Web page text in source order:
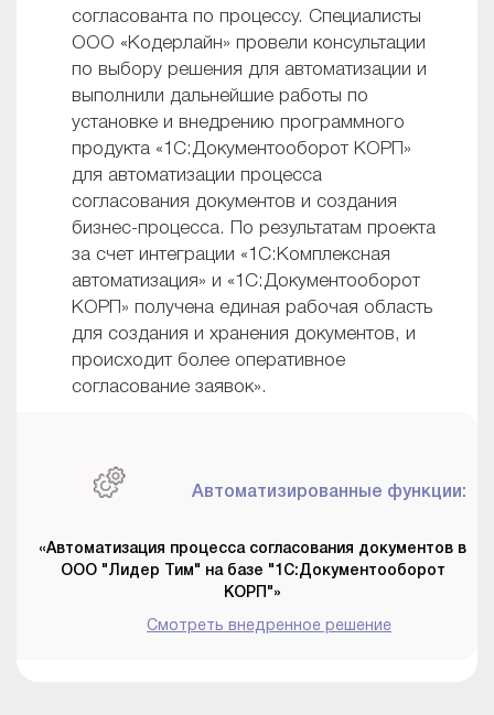
согласованта по процессу. Специалисты
ООО «Кодерлайн» провели консультации
по выбору решения для автоматизации и
выполнили дальнейшие работы по
установке и внедрению программного
продукта «1С:Документооборот КОРП»
для автоматизации процесса
согласования документов и создания
бизнес-процесса. По результатам проекта
за счет интеграции «1С:Комплексная
автоматизация» и «1С:Документооборот
КОРП» получена единая рабочая область
для создания и хранения документов, и
происходит более оперативное
согласование заявок».
Автоматизированные функции:
«Автоматизация процесса согласования документов в
ООО "Лидер Тим" на базе "1С:Документооборот
КОРП"»
Смотреть внедренное решение